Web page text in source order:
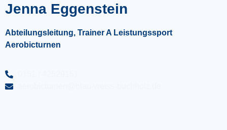
Jenna Eggenstein
Abteilungsleitung, Trainer A Leistungssport
Aerobicturnen